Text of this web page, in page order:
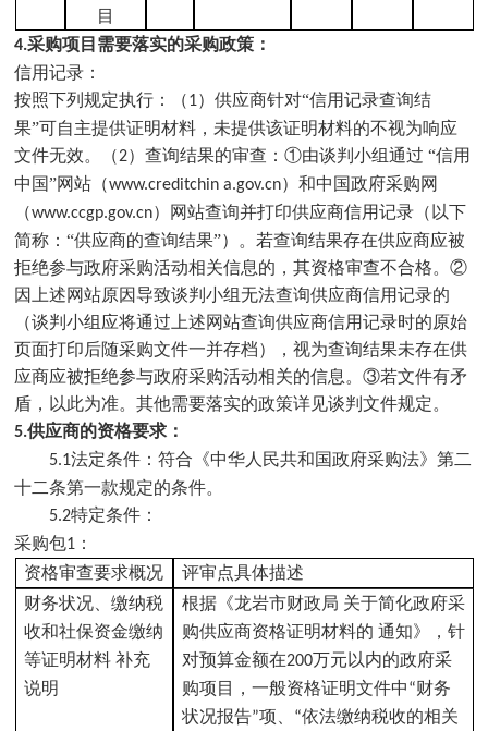
目
4.采购项目需要落实的采购政策：
信用记录：
按照下列规定执行：（1）供应商针对“信用记录查询结
果”可自主提供证明材料，未提供该证明材料的不视为响应
文件无效。（2）查询结果的审查：①由谈判小组通过 “信用
中国”网站（www.creditchin a.gov.cn）和中国政府采购网
（www.ccgp.gov.cn）网站查询并打印供应商信用记录（以下
简称：“供应商的查询结果”）。若查询结果存在供应商应被
拒绝参与政府采购活动相关信息的，其资格审查不合格。②
因上述网站原因导致谈判小组无法查询供应商信用记录的
（谈判小组应将通过上述网站查询供应商信用记录时的原始
页面打印后随采购文件一并存档），视为查询结果未存在供
应商应被拒绝参与政府采购活动相关的信息。③若文件有矛
盾，以此为准。其他需要落实的政策详见谈判文件规定。
5.供应商的资格要求：
5.1法定条件：符合《中华人民共和国政府采购法》第二
十二条第一款规定的条件。
5.2特定条件：
采购包1 ：
资格审查要求概况
评审点具体描述
财务状况、缴纳税
收和社保资金缴纳
等证明材料 补充
说明
根据《龙岩市财政局 关于简化政府采
购供应商资格证明材料的 通知》，针
对预算金额在200万元以内的政府采
购项目，一般资格证明文件中“财务
状况报告”项、 “依法缴纳税收的相关